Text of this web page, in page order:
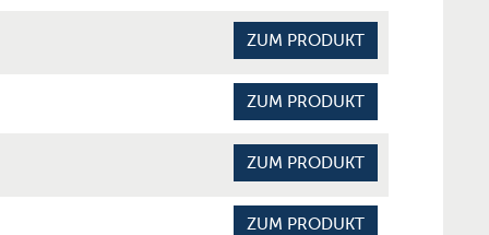
ZUM PRODUKT
ZUM PRODUKT
ZUM PRODUKT
ZUM PRODUKT